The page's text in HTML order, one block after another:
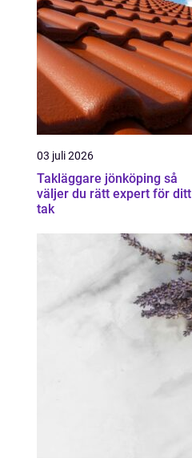
03 juli 2026
Takläggare jönköping så
väljer du rätt expert för ditt
tak